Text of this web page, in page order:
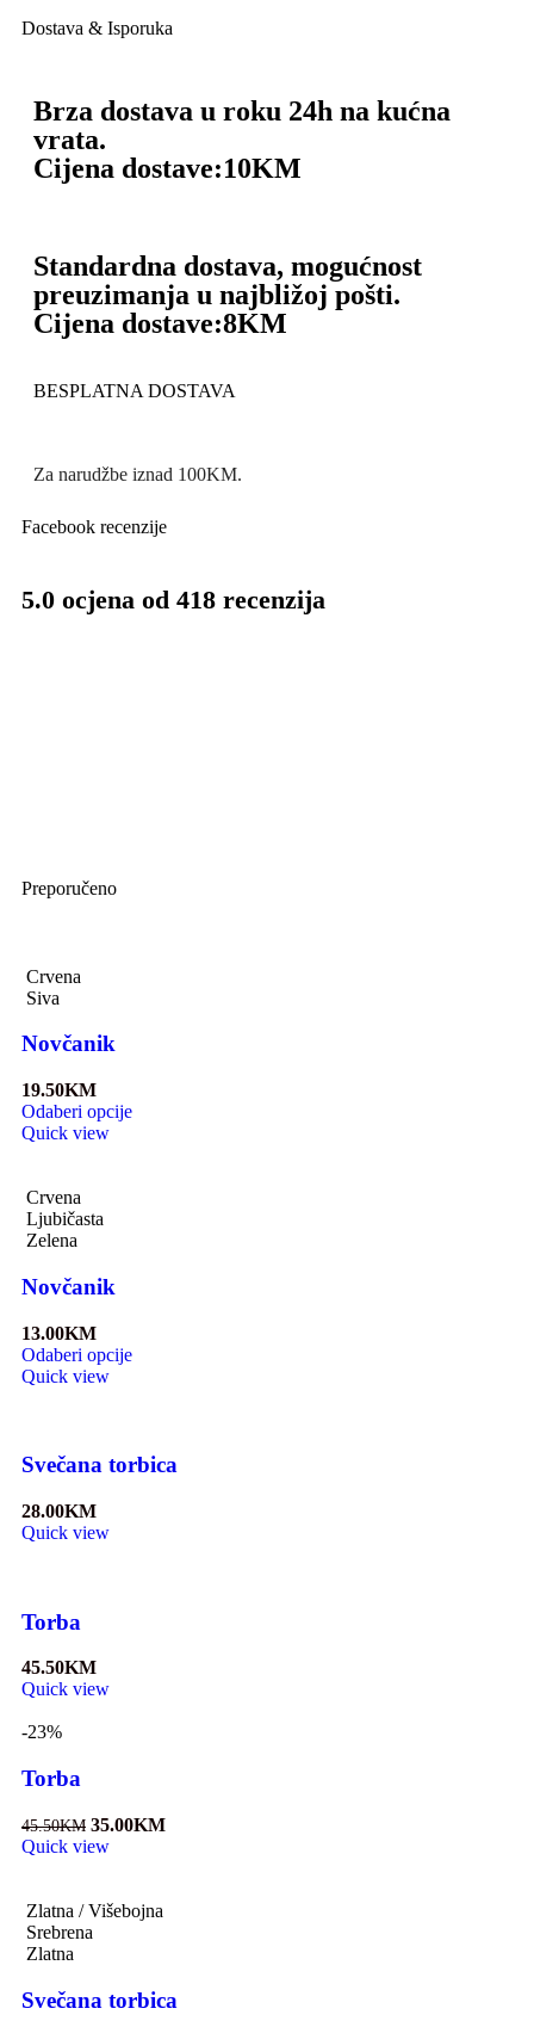
Dostava & Isporuka
Brza dostava u roku 24h na kućna
vrata.
Cijena dostave:10KM
Standardna dostava, mogućnost
preuzimanja u najbližoj pošti.
Cijena dostave:8KM
BESPLATNA DOSTAVA
Za narudžbe iznad 100KM.
Facebook recenzije
5.0 ocjena od 418 recenzija
Preporučeno
Crvena
Siva
Novčanik
19.50KM
Odaberi opcije
Quick view
Crvena
Ljubičasta
Zelena
Novčanik
13.00KM
Odaberi opcije
Quick view
Svečana torbica
28.00KM
Quick view
Torba
45.50KM
Quick view
-23%
Torba
45.50KM 35.00KM
Quick view
Zlatna / Višebojna
Srebrena
Zlatna
Svečana torbica